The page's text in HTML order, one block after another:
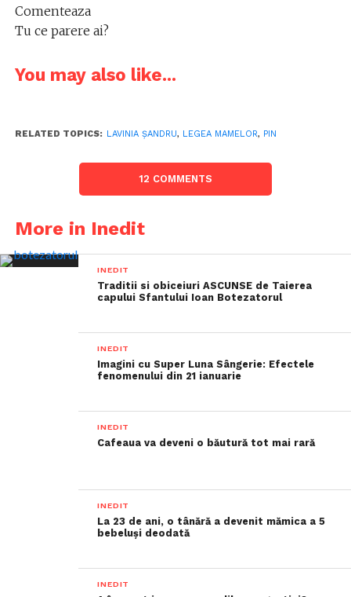
Comenteaza
Tu ce parere ai?
You may also like...
RELATED TOPICS: LAVINIA ŞANDRU, LEGEA MAMELOR, PIN
12 COMMENTS
More in Inedit
INEDIT
Traditii si obiceiuri ASCUNSE de Taierea
capului Sfantului Ioan Botezatorul
INEDIT
Imagini cu Super Luna Sângerie: Efectele
fenomenului din 21 ianuarie
INEDIT
Cafeaua va deveni o băutură tot mai rară
INEDIT
La 23 de ani, o tânără a devenit mămica a 5
bebeluși deodată
INEDIT